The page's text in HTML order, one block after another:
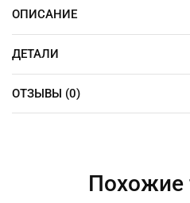
v
:
ОПИСАНИЕ
ДЕТАЛИ
ОТЗЫВЫ (0)
Похожие